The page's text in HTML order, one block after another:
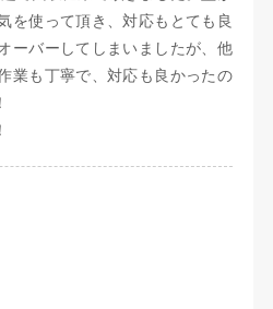
を使って頂き、対応もとても良
ーバーしてしまいましたが、他
業も丁寧で、対応も良かったの